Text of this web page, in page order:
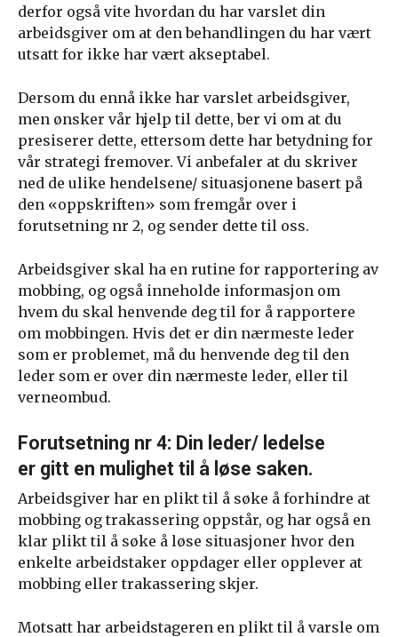
derfor også vite hvordan du har varslet din
arbeidsgiver om at den behandlingen du har vært
utsatt for ikke har vært akseptabel.
Dersom du ennå ikke har varslet arbeidsgiver,
men ønsker vår hjelp til dette, ber vi om at du
presiserer dette, ettersom dette har betydning for
vår strategi fremover. Vi anbefaler at du skriver
ned de ulike hendelsene/ situasjonene basert på
den «oppskriften» som fremgår over i
forutsetning nr 2, og sender dette til oss.
Arbeidsgiver skal ha en rutine for rapportering av
mobbing, og også inneholde informasjon om
hvem du skal henvende deg til for å rapportere
om mobbingen. Hvis det er din nærmeste leder
som er problemet, må du henvende deg til den
leder som er over din nærmeste leder, eller til
verneombud.
Forutsetning nr 4: Din leder/ ledelse
er gitt en mulighet til å løse saken.
Arbeidsgiver har en plikt til å søke å forhindre at
mobbing og trakassering oppstår, og har også en
klar plikt til å søke å løse situasjoner hvor den
enkelte arbeidstaker oppdager eller opplever at
mobbing eller trakassering skjer.
Motsatt har arbeidstageren en plikt til å varsle om